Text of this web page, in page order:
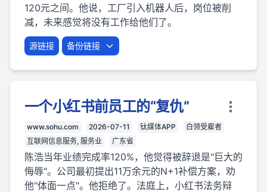
120元之间。他说，工厂引入机器人后，岗位被削
减，未来感觉将没有工作给他们了。
源链接 备份链接
一个小红书前员工的“复仇”
www.sohu.com 2026-07-11 钛媒体APP
白领受雇者
互联网信息服务, 服务业
广东省
陈浩当年业绩完成率120%，他觉得被辞退是"巨大的
侮辱"。公司最初提出11万余元的N+1补偿方案，劝
他"体面一点"。他拒绝了。法庭上，小红书法务辩